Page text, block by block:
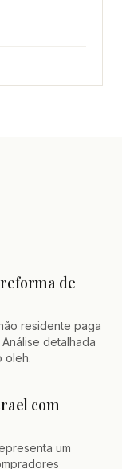
reforma de
residente paga
detalhada
oleh.
com
um